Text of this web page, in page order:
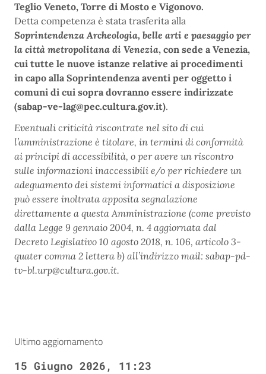
Teglio Veneto, Torre di Mosto e Vigonovo.
Detta competenza è stata trasferita alla
Soprintendenza Archeologia, belle arti e paesaggio per
la città metropolitana di Venezia, con sede a Venezia,
cui tutte le nuove istanze relative ai procedimenti
in capo alla Soprintendenza aventi per oggetto i
comuni di cui sopra dovranno essere indirizzate
(sabap-ve-lag@pec.cultura.gov.it).
Eventuali criticità riscontrate nel sito di cui
l’amministrazione è titolare, in termini di conformità
ai principi di accessibilità, o per avere un riscontro
sulle informazioni inaccessibili e/o per richiedere un
adeguamento dei sistemi informatici a disposizione
può essere inoltrata apposita segnalazione
direttamente a questa Amministrazione (come previsto
dalla Legge 9 gennaio 2004, n. 4 aggiornata dal
Decreto Legislativo 10 agosto 2018, n. 106, articolo 3-
quater comma 2 lettera b) all’indirizzo mail: sabap-pd-
tv-bl.urp@cultura.gov.it.
Ultimo aggiornamento
15 Giugno 2026, 11:23